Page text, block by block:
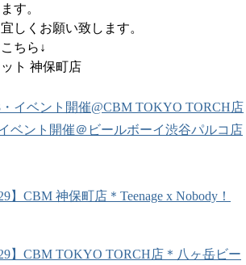
す。
しくお願い致します。
ちら↓
ト 神保町店
・イベント開催@CBM TOKYO TORCH店
イベント開催＠ビールボーイ渋谷パルコ店
】CBM 神保町店＊Teenage x Nobody！
】CBM TOKYO TORCH店＊八ヶ岳ビー